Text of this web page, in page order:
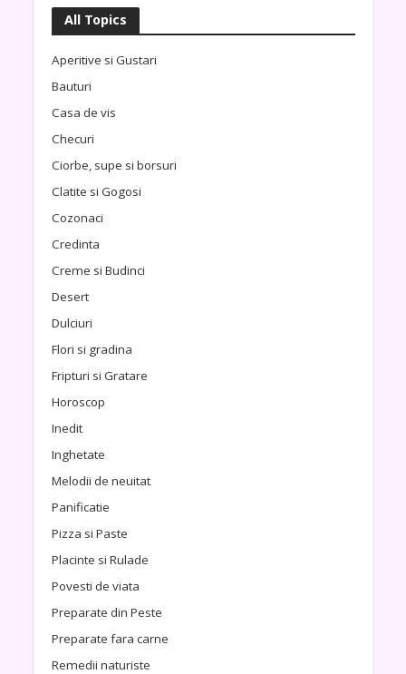
All Topics
Aperitive si Gustari
Bauturi
Casa de vis
Checuri
Ciorbe, supe si borsuri
Clatite si Gogosi
Cozonaci
Credinta
Creme si Budinci
Desert
Dulciuri
Flori si gradina
Fripturi si Gratare
Horoscop
Inedit
Inghetate
Melodii de neuitat
Panificatie
Pizza si Paste
Placinte si Rulade
Povesti de viata
Preparate din Peste
Preparate fara carne
Remedii naturiste